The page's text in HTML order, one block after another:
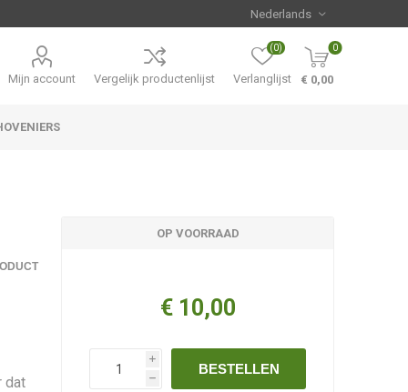
Mijn account Vergelijk productenlijst Verlanglijst
(0) 0
€ 0,00
dat
OP VOORRAAD
€ 10,00
i
h
BESTELLEN